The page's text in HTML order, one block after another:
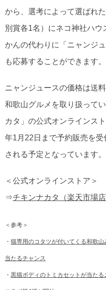
から、選考によって選ばれ
別賞各1名）にネコ神社ハ
かんの代わりに「ニャンジ
も応募することができます。
ニャンジュースの価格は送
和歌山グルメを取り扱って
カタ」の公式オンラインス
年1月22日まで予約販売を
される予定となっています。
＜公式オンラインストア＞
⇒チキンナカタ（楽天市場店
＜参考＞
・ 猫専用のコタツが付いてくる和歌
当たるチャンス
・ 黒猫ボディのトミカセットが当た